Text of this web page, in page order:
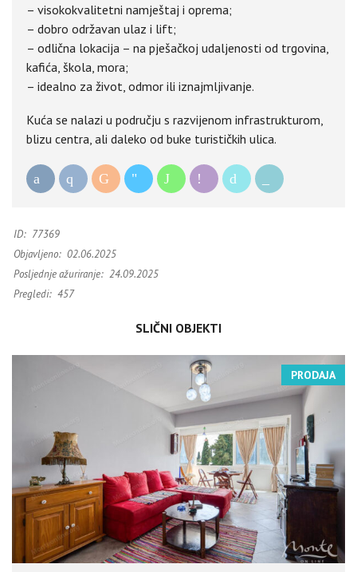
– visokokvalitetni namještaj i oprema;
– dobro održavan ulaz i lift;
– odlična lokacija – na pješačkoj udaljenosti od trgovina,
kafića, škola, mora;
– idealno za život, odmor ili iznajmljivanje.
Kuća se nalazi u području s razvijenom infrastrukturom,
blizu centra, ali daleko od buke turističkih ulica.
ID: 77369
Objavljeno: 02.06.2025
Posljednje ažuriranje: 24.09.2025
Pregledi: 457
SLIČNI OBJEKTI
PRODAJA